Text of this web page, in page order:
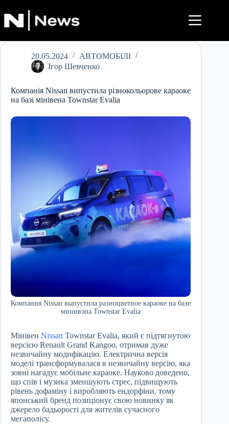
до
вмісту
20.05.2024
АВТОМОБІЛІ
Ігор Шевченко
Компанія Nissan випустила різнокольорове караоке
на базі мінівена Townstar Evalia
Компания Nissan выпустила разноцветное караоке на базе
минивэна Townstar Evalia
Мінівен Nissan Townstar Evalia, який є підтягнутою
версією Renault Grand Kangoo, отримав дуже
незвичайну модифікацію. Електрична версія
моделі трансформувалася в незвичайну версію, яка
зовні нагадує мобільне караоке. Науково доведено,
що спів і музика зменшують стрес, підвищують
рівень дофаміну і виробляють ендорфіни, тому
японський бренд позиціонує свою новинку як
джерело бадьорості для жителів сучасного
мегаполісу.